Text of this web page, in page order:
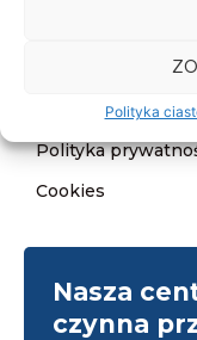
Polityka
Deklaracja
Klauzula
Polityka
Cookies
Nasza
czynna